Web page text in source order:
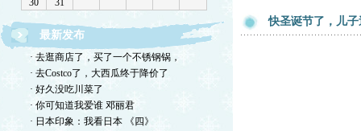
最新发布
· 去逛商店了，买了一个不锈钢锅，
· 去Costco了，大西瓜终于降价了
· 好久没吃川菜了
· 你可知道我爱谁 邓丽君
· 日本印象：我看日本 《四》
快圣诞节了，儿